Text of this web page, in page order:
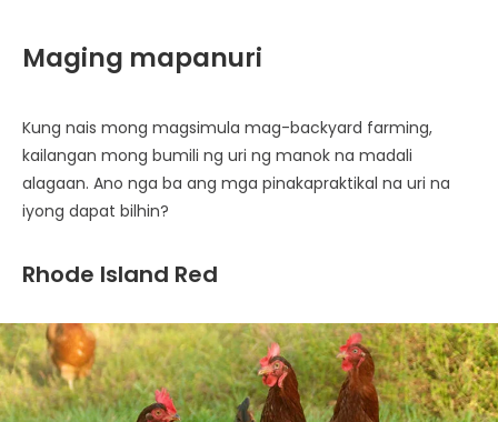
Maging mapanuri
Kung nais mong magsimula mag-backyard farming,
kailangan mong bumili ng uri ng manok na madali
alagaan. Ano nga ba ang mga pinakapraktikal na uri na
iyong dapat bilhin?
Rhode Island Red